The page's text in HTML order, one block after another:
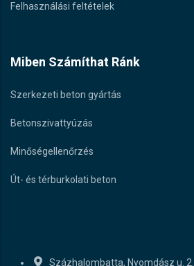
Felhasználási feltételek
Miben Számíthat Ránk
Szerkezeti beton gyártás
Betonszivattyúzás
Minőségellenőrzés
Út- és térburkolati beton
Százhalombatta, Nyomdász u. 2.